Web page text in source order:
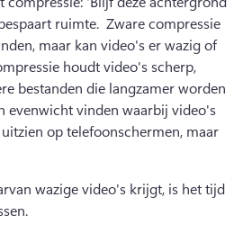
ruimte. Zware compressie
maar kan video's er wazig of
houdt video's scherp,
bestanden die langzamer worden
evenwicht vinden waarbij video's
op telefoonschermen, maar
wazige video's krijgt, is het tijd